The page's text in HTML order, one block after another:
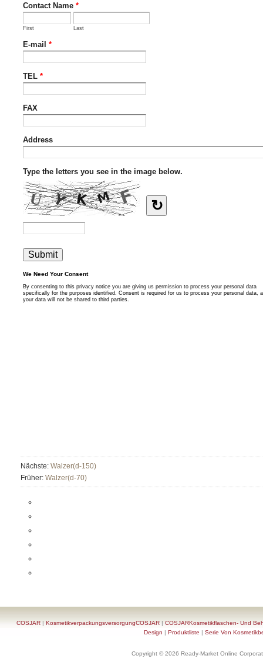
Nächste: Walzer(d-150)
Früher: Walzer(d-70)
COSJAR |KosmetikverpackungsversorgungCOSJAR |COSJARKosmetikflaschen- Und
Design | Produktliste | Serie Von
Copyright © 2026 Ready-Market Online